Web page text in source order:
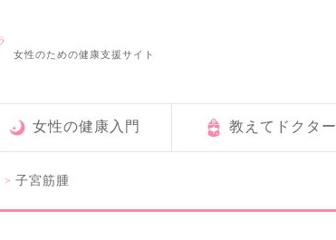
女性のための健康支援サイト
女性の健康入門 教えてドクター
> 子宮筋腫